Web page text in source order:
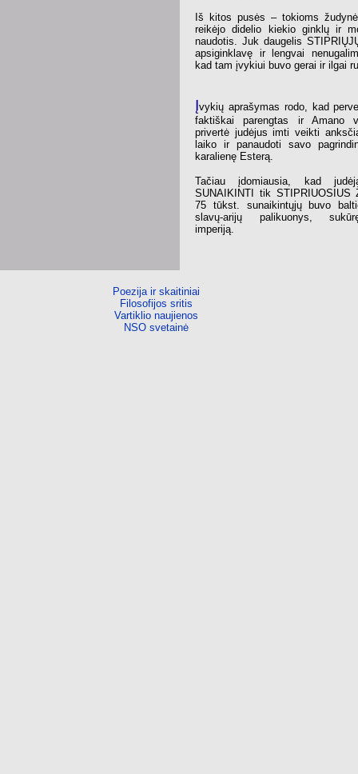
Iš kitos pusės – tokioms
reikėjo didelio kiekio ginklų ir
naudotis. Juk daugelis
apsiginklavę ir lengvai
kad tam įvykiui buvo gerai ir ilgai
Įvykių aprašymas rodo, kad
faktiškai parengtas ir Amano
privertė judėjus imti veikti
laiko ir panaudoti savo
karalienę Esterą.
Tačiau įdomiausia, kad
SUNAIKINTI tik STIPRIUOSIUS
75 tūkst. sunaikintųjų buvo
slavų-arijų palikuonys,
imperiją.
Poezija ir skaitiniai
Filosofijos sritis
Vartiklio naujienos
NSO svetainė